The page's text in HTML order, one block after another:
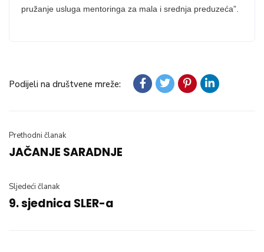
pružanje usluga mentoringa za mala i srednja preduzeća”.
Podijeli na društvene mreže:
Prethodni članak
JAČANJE SARADNJE
Sljedeći članak
9. sjednica SLER-a